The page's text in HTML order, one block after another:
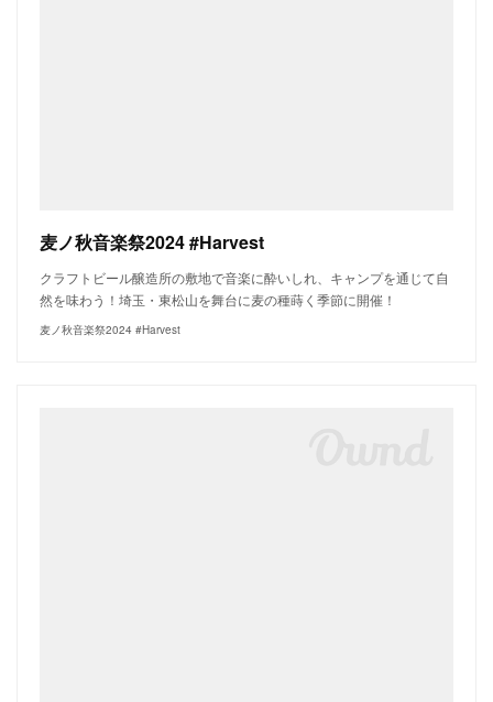
麦ノ秋音楽祭2024 #Harvest
クラフトビール醸造所の敷地で音楽に酔いしれ、キャンプを通じて自
然を味わう！埼玉・東松山を舞台に麦の種蒔く季節に開催！
麦ノ秋音楽祭2024 #Harvest